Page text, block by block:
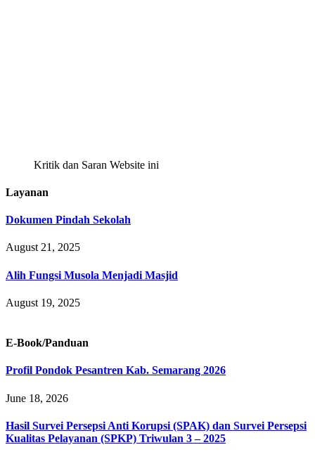
Kritik dan Saran Website ini
Layanan
Dokumen Pindah Sekolah
August 21, 2025
Alih Fungsi Musola Menjadi Masjid
August 19, 2025
E-Book/Panduan
Profil Pondok Pesantren Kab. Semarang 2026
June 18, 2026
Hasil Survei Persepsi Anti Korupsi (SPAK) dan Survei Persepsi
Kualitas Pelayanan (SPKP) Triwulan 3 – 2025